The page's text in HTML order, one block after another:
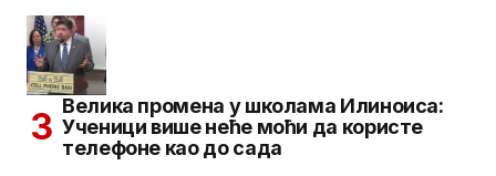
Велика промена у школама Илиноиса:
Ученици више неће моћи да користе
телефоне као до сада